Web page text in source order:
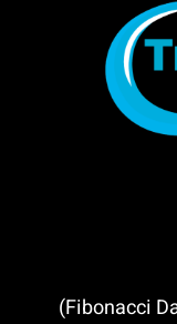
23.11 – יום פיבונאצ’י הבינלאומי (Fibonacci Day)